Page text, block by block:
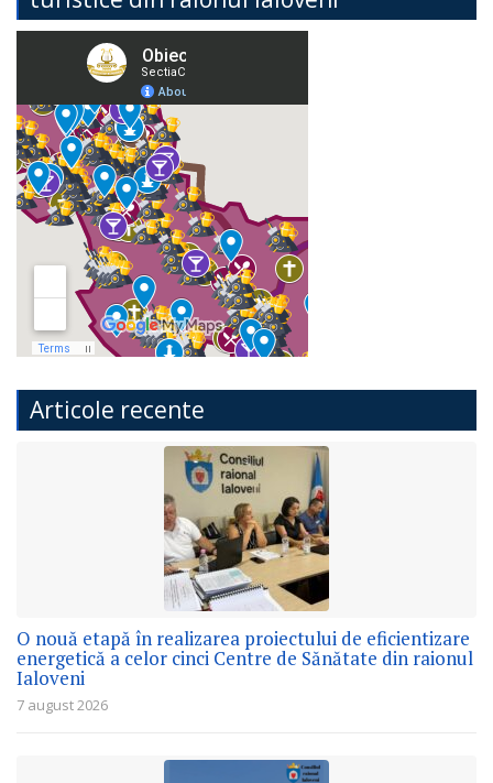
Articole recente
O nouă etapă în realizarea proiectului de eficientizare
energetică a celor cinci Centre de Sănătate din raionul
Ialoveni
7 august 2026